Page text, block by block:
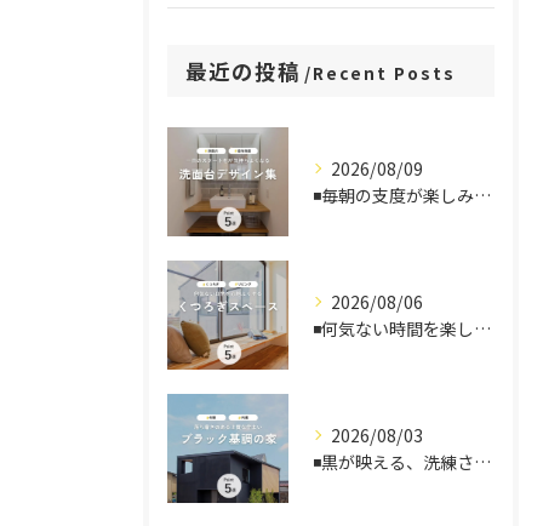
最近の投稿 Recent Posts
2026/08/09
◾️毎朝の支度が楽しみになる、洗面台デザイン
2026/08/06
◾️何気ない時間を楽しむ、くつろぎスペース
2026/08/03
◾️黒が映える、洗練された住まい